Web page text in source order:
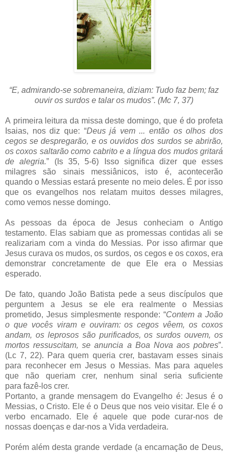
“E, admirando-se sobremaneira, diziam: Tudo faz bem; faz
ouvir os surdos e talar os mudos”. (Mc 7, 37)
A primeira leitura da missa deste domingo, que é do profeta
Isaias, nos diz que: “Deus já vem ... então os olhos dos
cegos se despregarão, e os ouvidos dos surdos se abrirão,
os coxos saltarão como cabrito e a língua dos mudos gritará
de alegria.” (Is 35, 5-6) Isso significa dizer que esses
milagres são sinais messiânicos, isto é, acontecerão
quando o Messias estará presente no meio deles. É por isso
que os evangelhos nos relatam muitos desses milagres,
como vemos nesse domingo.
As pessoas da época de Jesus conheciam o Antigo
testamento. Elas sabiam que as promessas contidas ali se
realizariam com a vinda do Messias. Por isso afirmar que
Jesus curava os mudos, os surdos, os cegos e os coxos, era
demonstrar concretamente de que Ele era o Messias
esperado.
De fato, quando João Batista pede a seus discípulos que
perguntem a Jesus se ele era realmente o Messias
prometido, Jesus simplesmente responde: “Contem a João
o que vocês viram e ouviram: os cegos vêem, os coxos
andam, os leprosos são purificados, os surdos ouvem, os
mortos ressuscitam, se anuncia a Boa Nova aos pobres”.
(Lc 7, 22). Para quem queria crer, bastavam esses sinais
para reconhecer em Jesus o Messias. Mas para aqueles
que não queriam crer, nenhum sinal seria suficiente
para fazê-los crer.
Portanto, a grande mensagem do Evangelho é: Jesus é o
Messias, o Cristo. Ele é o Deus que nos veio visitar. Ele é o
verbo encarnado. Ele é aquele que pode curar-nos de
nossas doenças e dar-nos a Vida verdadeira.
Porém além desta grande verdade (a encarnação de Deus,